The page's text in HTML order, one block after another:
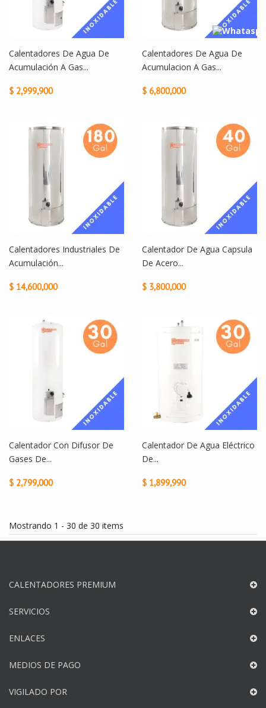
Calentadores De Agua De
Acumulación A Gas...
$ 2,999,900
Calentadores De Agua De
Acumulacion A Gas...
$ 6,800,000
Calentadores Industriales De
Acumulación...
$ 14,600,000
Calentador De Agua Capsula
De Acero...
$ 3,800,000
Calentador Con Difusor De
Gases De...
$ 2,799,000
Calentador De Agua Eléctrico
De...
$ 1,899,990
Mostrando 1 - 30 de 30 items
CALENTADORES PREMIUM
SERVICIOS
ENLACES
MEDIOS DE PAGO
VIGILADO POR